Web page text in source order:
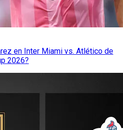
en Inter Miami vs. Atlético de
2026?